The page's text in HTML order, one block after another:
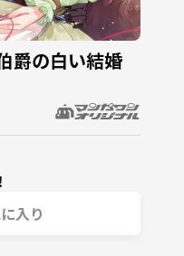
爵の白い結婚
入り